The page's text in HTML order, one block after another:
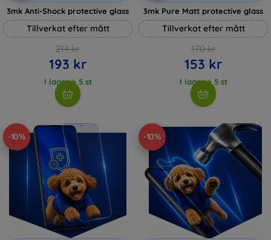
3mk Anti-Shock protective glass
Tillverkat efter mått
214 kr
193 kr
I lager > 5 st
3mk Pure Matt protective glass
Tillverkat efter mått
170 kr
153 kr
I lager > 5 st
-10% -10%